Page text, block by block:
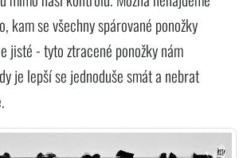
kam se všechny spárované ponožky
jisté - tyto ztracené ponožky nám
je lepší se jednoduše smát a nebrat